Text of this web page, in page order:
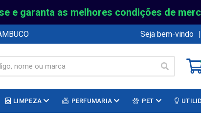
e garanta as melhores condições de
Seja bem-vindo |
LIMPEZA PERFUMARIA PET